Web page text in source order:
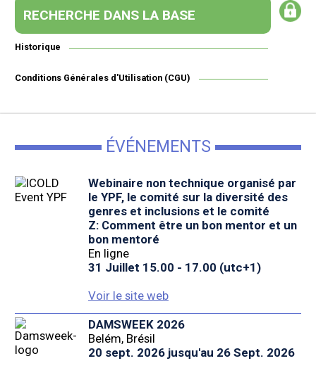
RECHERCHE DANS LA BASE
Historique
Conditions Générales d'Utilisation (CGU)
ÉVÉNEMENTS
Webinaire non technique organisé par
le YPF, le comité sur la diversité des
genres et inclusions et le comité
Z: Comment être un bon mentor et un
bon mentoré
En ligne
31 Juillet 15.00 - 17.00 (utc+1)
Voir le site web
DAMSWEEK 2026
Belém, Brésil
20 sept. 2026 jusqu'au 26 Sept. 2026